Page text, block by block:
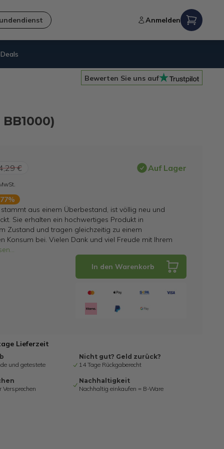
Anmelden
Bewerten Sie uns auf
€ Auf Lager
stammt aus einem Überbestand, ist völlig neu und
Sie erhalten ein hochwertiges Produkt in
Zustand und tragen gleichzeitig zu einem
Konsum bei. Vielen Dank und viel Freude mit Ihrem
...
In den Warenkorb
Lieferzeit
und getestete
Nicht gut? Geld zurück?
14 Tage Rückgaberecht
Nachhaltigkeit
Nachhaltig einkaufen = B-Ware